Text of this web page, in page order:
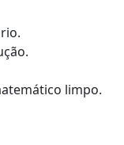
limpo.